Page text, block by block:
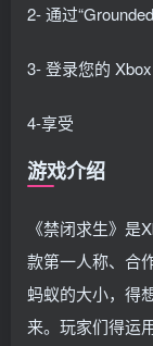
2- 通过
3- 登录您的
4-享受
游戏介绍
《禁闭求生》
款第一人称、合
蚂蚁的大小，得
来。玩家们得运